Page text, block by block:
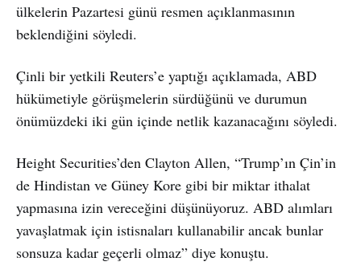
ülkelerin Pazartesi günü resmen açıklanmasının
beklendiğini söyledi.
Çinli bir yetkili Reuters’e yaptığı açıklamada, ABD
hükümetiyle görüşmelerin sürdüğünü ve durumun
önümüzdeki iki gün içinde netlik kazanacağını söyledi.
Height Securities’den Clayton Allen, “Trump’ın Çin’in
de Hindistan ve Güney Kore gibi bir miktar ithalat
yapmasına izin vereceğini düşünüyoruz. ABD alımları
yavaşlatmak için istisnaları kullanabilir ancak bunlar
sonsuza kadar geçerli olmaz” diye konuştu.